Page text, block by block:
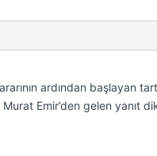
ardından başlayan
Murat Emir’den gelen yanıt